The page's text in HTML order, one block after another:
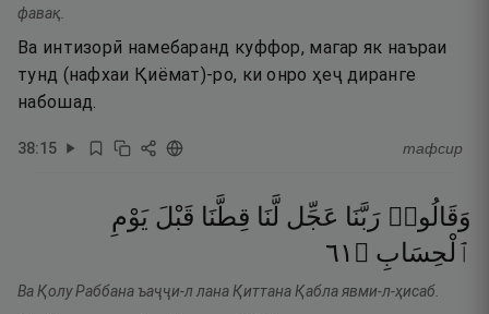
фавақ.
Ва интизорӣ намебаранд куффор, магар як наъраи
тунд (нафхаи Қиёмат)-ро, ки онро ҳеҷ диранге
набошад.
38:15 тафсир
وَقَالُوا۟ رَبَّنَا عَجِّل لَّنَا قِطَّنَا قَبْلَ يَوْمِ
ٱلْحِسَابِ ۝ ١٦
Ва Қолу Раббана ъаҷҷи-л лана Қиттана Қабла явми-л-ҳисаб.